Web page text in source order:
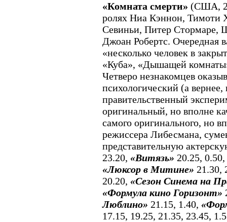
«Комната смерти» (США,
ролях Ниа Кэннон, Тимоти
Севиньи, Питер Стормаре,
Джоан Робертс. Очередная
«несколько человек в
«Куба», «Дышащей
Четверо незнакомцев
психологический (а
правительственный
оригинальный, но вполне
самого оригинального, но
режиссера Либесмана,
представительную
23.20, «Витязь» 20.25, 0.50,
«Люксор в Митине» 21.30,
20.20, «Сезон Синема на
«Формула кино Горизонт»
Люблино» 21.15, 1.40,
17.15, 19.25, 21.35, 23.45,